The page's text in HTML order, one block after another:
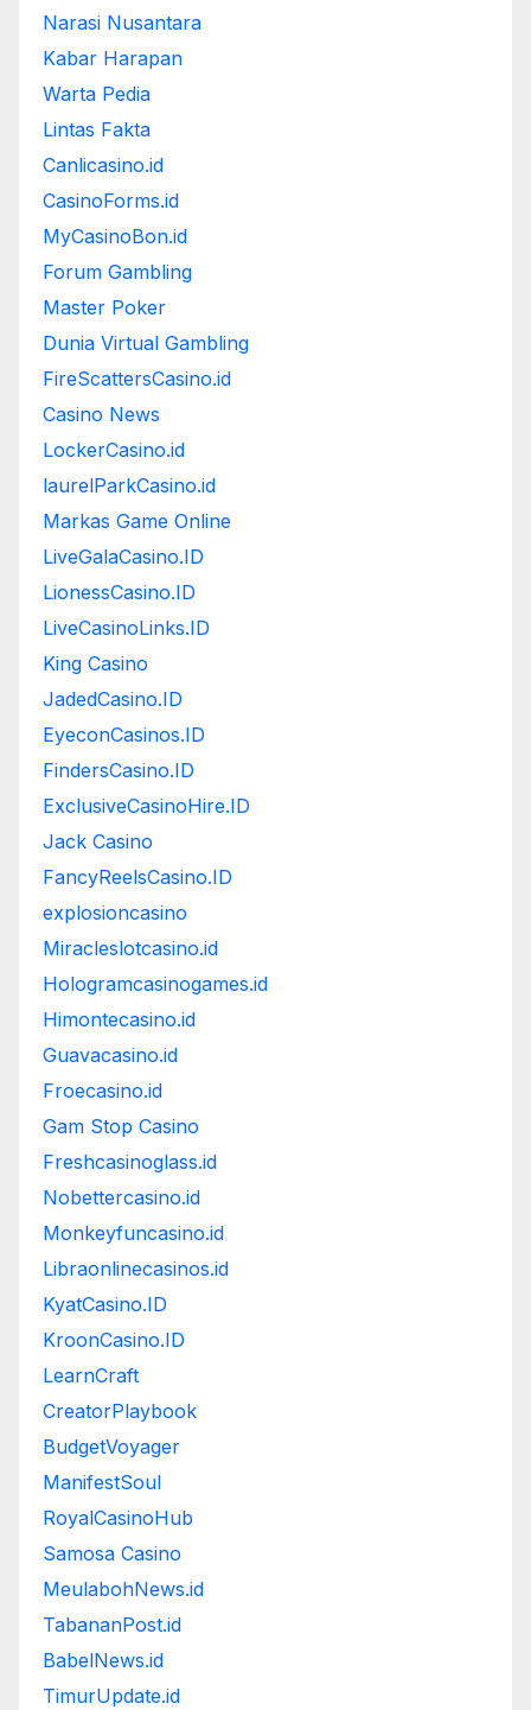
Narasi Nusantara
Kabar Harapan
Warta Pedia
Lintas Fakta
Canlicasino.id
CasinoForms.id
MyCasinoBon.id
Forum Gambling
Master Poker
Dunia Virtual Gambling
FireScattersCasino.id
Casino News
LockerCasino.id
laurelParkCasino.id
Markas Game Online
LiveGalaCasino.ID
LionessCasino.ID
LiveCasinoLinks.ID
King Casino
JadedCasino.ID
EyeconCasinos.ID
FindersCasino.ID
ExclusiveCasinoHire.ID
Jack Casino
FancyReelsCasino.ID
explosioncasino
Miracleslotcasino.id
Hologramcasinogames.id
Himontecasino.id
Guavacasino.id
Froecasino.id
Gam Stop Casino
Freshcasinoglass.id
Nobettercasino.id
Monkeyfuncasino.id
Libraonlinecasinos.id
KyatCasino.ID
KroonCasino.ID
LearnCraft
CreatorPlaybook
BudgetVoyager
ManifestSoul
RoyalCasinoHub
Samosa Casino
MeulabohNews.id
TabananPost.id
BabelNews.id
TimurUpdate.id